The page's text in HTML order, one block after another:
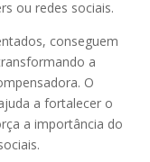
ou redes sociais.
conseguem
a
O
a fortalecer o
a importância do